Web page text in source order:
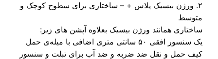
ورژن بیسیک پلاس + – ساختاری برای سطوح کوچک و
همانند ورژن بیسیک بعلاوه آپشن های زیر:
افقی ۵۰ سانتی متری اضافی با میله‌ی حمل
حمل و نقل ضد ضربه و ضد آب برای تبلت و سنسور